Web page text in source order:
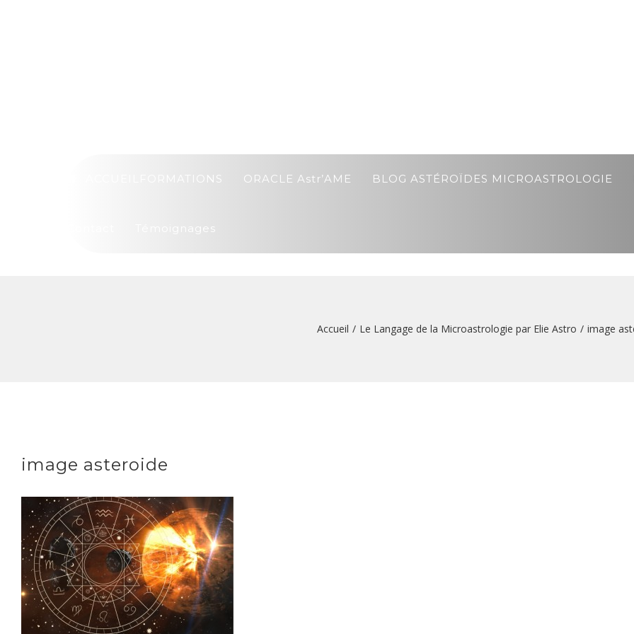
FORMATIONS ORACLE Astr’AME BLOG ASTÉROÏDES MICROASTROLOGIE
Témoignages
Accueil / Le Langage de la Microastrologie par Elie Astro / image
image asteroide